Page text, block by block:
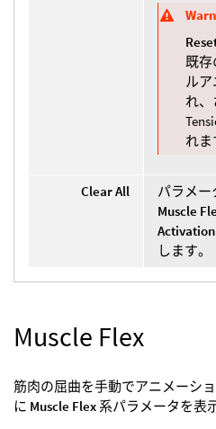
既存
ル
れ、
れま
Clear All
パラメー
Muscle
します。
Muscle Flex
筋肉の屈曲を手動でアニメーシ
に Muscle Flex 系パラメータを表